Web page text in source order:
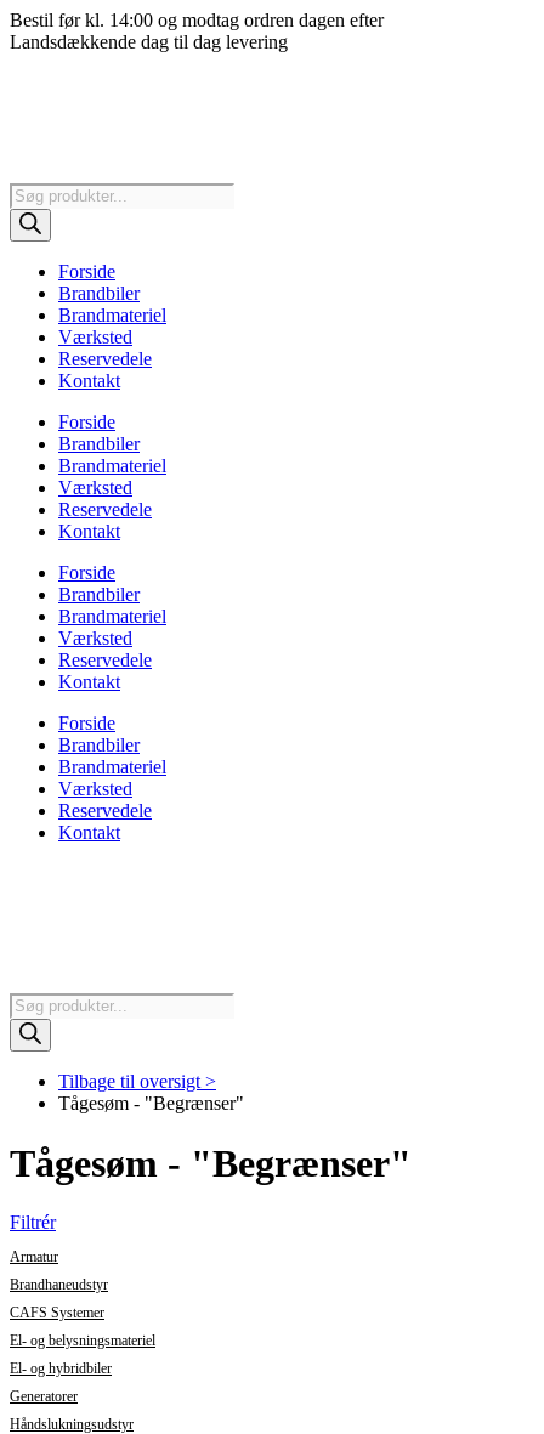
Videre
til
Bestil før kl. 14:00 og modtag ordren dagen efter
Landsdækkende dag til dag levering
Products
search
Forside
Brandbiler
Brandmateriel
Værksted
Reservedele
Kontakt
Forside
Brandbiler
Brandmateriel
Værksted
Reservedele
Kontakt
Forside
Brandbiler
Brandmateriel
Værksted
Reservedele
Kontakt
Forside
Brandbiler
Brandmateriel
Værksted
Reservedele
Kontakt
Products
search
Tilbage til oversigt >
Tågesøm - "Begrænser"
Tågesøm - "Begrænser"
Filtrér
Armatur
Brandhaneudstyr
CAFS Systemer
El- og belysningsmateriel
El- og hybridbiler
Generatorer
Håndslukningsudstyr